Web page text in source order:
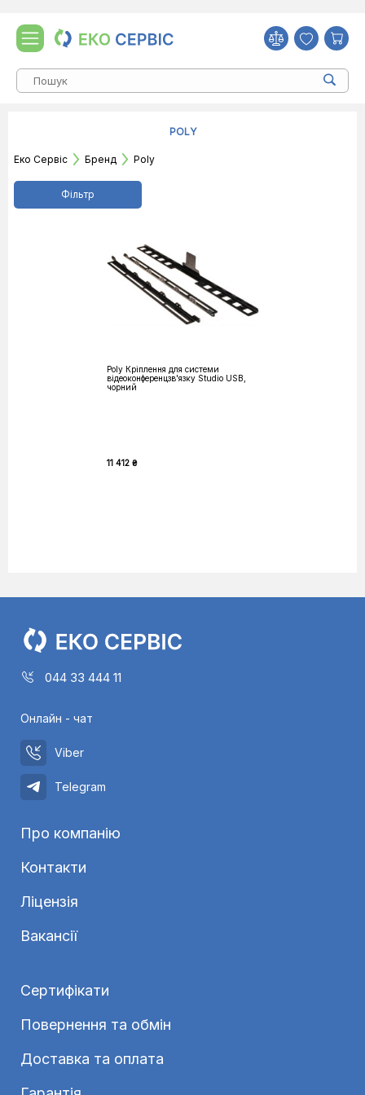
POLY
Еко Сервіс Бренд Poly
Фільтр
Poly Кріплення для системи
відеоконференцзв'язку Studio USB,
чорний
11 412 ₴
044 33 444 11
Онлайн - чат
Viber
Telegram
Про компанію
Контакти
Ліцензія
Вакансії
Сертифікати
Повернення та обмін
Доставка та оплата